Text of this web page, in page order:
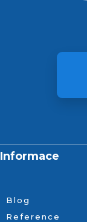
Informace
Blog
Reference